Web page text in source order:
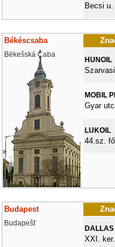
Becsi u.
Békéscsaba
Békešská Čaba
HUNOIL
MOBIL
Gyar
LUKOIL
44.sz.
Budapest
Budapešť
DALLAS
XXI.